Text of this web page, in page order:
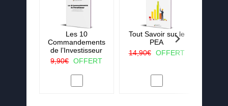
Les 10
Commandements
de l’Investisseur
9,90€ OFFERT
Tout Savoir sur le
PEA
14,90€ OFFERT